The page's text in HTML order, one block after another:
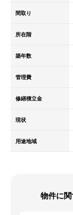
間取り
所在階
築年数
管理費
修繕積立金
現状
用途地域
物件に